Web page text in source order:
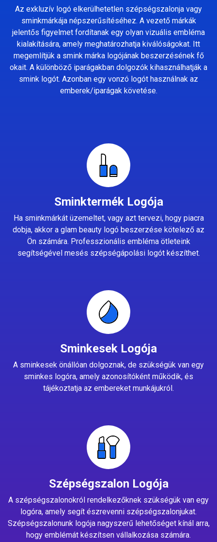
Az exkluzív logó elkerülhetetlen szépségszalonja vagy
sminkmárkája népszerűsítéséhez. A vezető márkák
jelentős figyelmet fordítanak egy olyan vizuális embléma
kialakítására, amely meghatározhatja kiválóságokat. Itt
megemlítjük a smink márka logójának beszerzésének fő
okait. A különböző iparágakban dolgozók kihasználhatják a
smink logót. Azonban egy vonzó logót használnak az
emberek/iparágak követése.
Sminktermék Logója
Ha sminkmárkát üzemeltet, vagy azt tervezi, hogy piacra
dobja, akkor a glam beauty logó beszerzése kötelező az
Ön számára. Professzionális embléma ötleteink
segítségével mesés szépségápolási logót készíthet.
Sminkesek Logója
A sminkesek önállóan dolgoznak, de szükségük van egy
sminkes logóra, amely azonosítóként működik, és
tájékoztatja az embereket munkájukról.
Szépségszalon Logója
A szépségszalonokról rendelkezőknek szükségük van egy
logóra, amely segít észrevenni szépségszalonjukat.
Szépségszalonunk logója nagyszerű lehetőséget kínál arra,
hogy emblémát készítsen vállalkozása számára.